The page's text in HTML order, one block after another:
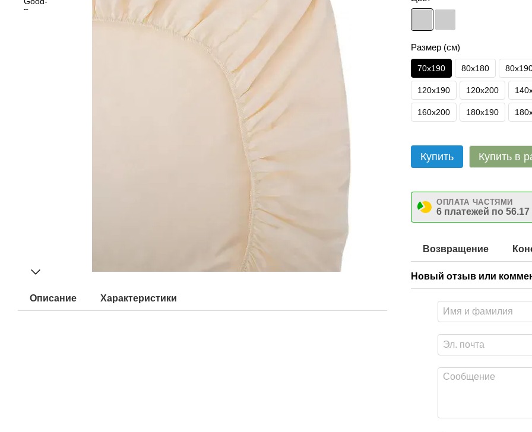
Описание Характеристики
Размер (см)
70х190 80х180
120х190 120х200
160х200 180х190
Купить Купить в
ОПЛАТА ЧАСТЯМИ
6 платежей по 56.17
Возвращение
Новый отзыв или